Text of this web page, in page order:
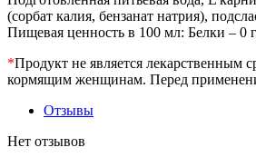
(сорбат калия, бензанат натрия),
Пищевая ценность в 100 мл: Белки – 0
*Продукт не является лекарственным
кормящим женщинам. Перед
Отзывы
Нет отзывов